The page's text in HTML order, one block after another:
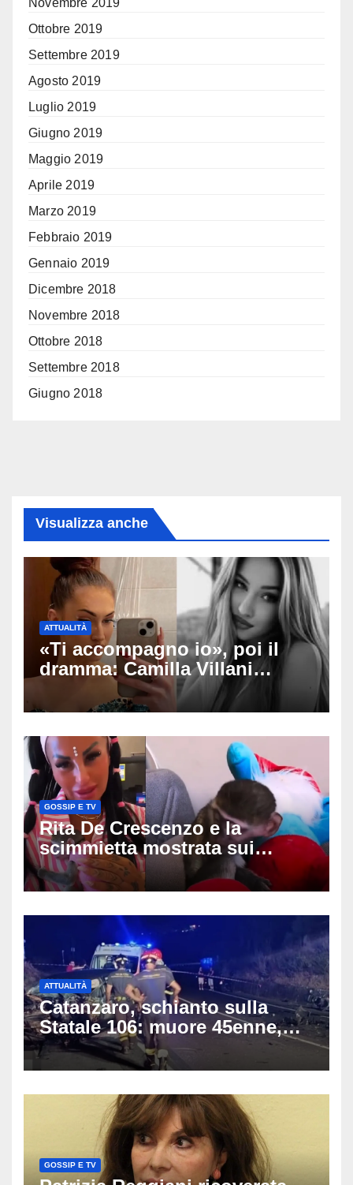
Ottobre 2019
Settembre 2019
Agosto 2019
Luglio 2019
Giugno 2019
Maggio 2019
Aprile 2019
Marzo 2019
Febbraio 2019
Gennaio 2019
Dicembre 2018
Novembre 2018
Ottobre 2018
Settembre 2018
Giugno 2018
Visualizza anche
ATTUALITÀ
«Ti accompagno io», poi il
dramma: Camilla Villani
muore a 20 anni dopo lo
schianto contro un muro,
GOSSIP E TV
Rita De Crescenzo e la
scimmietta mostrata sui
social: scattano esposti, cosa
rischia l’influencer
ATTUALITÀ
Catanzaro, schianto sulla
Statale 106: muore 45enne,
coinvolti un’auto, un suv e
una moto
GOSSIP E TV